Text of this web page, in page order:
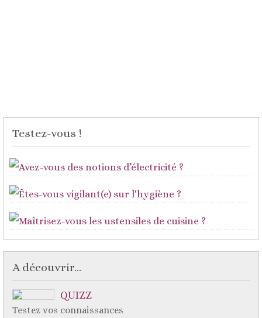
Testez-vous !
Avez-vous des notions d’électricité ?
Êtes-vous vigilant(e) sur l'hygiène ?
Maîtrisez-vous les ustensiles de cuisine ?
A découvrir...
QUIZZ
Testez vos connaissances